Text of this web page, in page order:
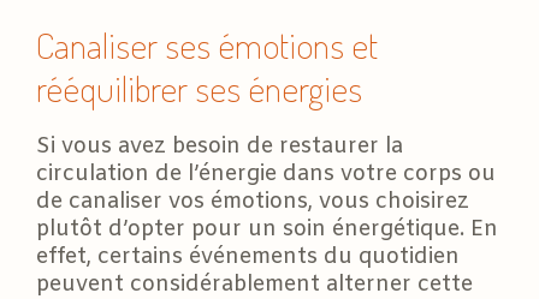
Canaliser ses émotions et
rééquilibrer ses énergies
Si vous avez besoin de restaurer la
circulation de l’énergie dans votre corps ou
de canaliser vos émotions, vous choisirez
plutôt d’opter pour un soin énergétique. En
effet, certains événements du quotidien
peuvent considérablement alterner cette